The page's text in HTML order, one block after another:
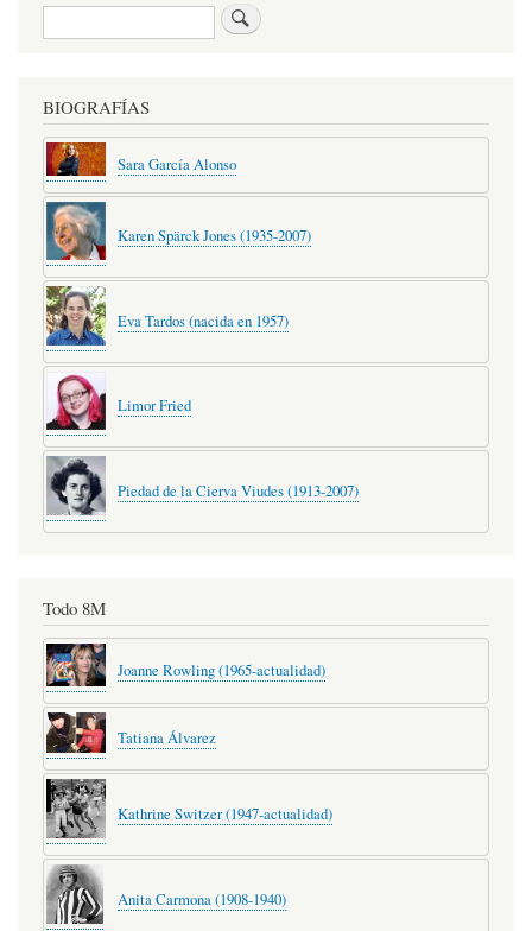
Buscar
BIOGRAFÍAS
Sara García Alonso
Karen Spärck Jones (1935-2007)
Eva Tardos (nacida en 1957)
Limor Fried
Piedad de la Cierva Viudes (1913-2007)
Todo 8M
Joanne Rowling (1965-actualidad)
Tatiana Álvarez
Kathrine Switzer (1947-actualidad)
Anita Carmona (1908-1940)